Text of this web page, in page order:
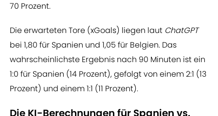
70 Prozent.
Die erwarteten Tore (xGoals) liegen laut ChatGPT
bei 1,80 für Spanien und 1,05 für Belgien. Das
wahrscheinlichste Ergebnis nach 90 Minuten ist ein
1:0 für Spanien (14 Prozent), gefolgt von einem 2:1 (13
Prozent) und einem 1:1 (11 Prozent).
Die KI-Berechnungen für Spanien vs.